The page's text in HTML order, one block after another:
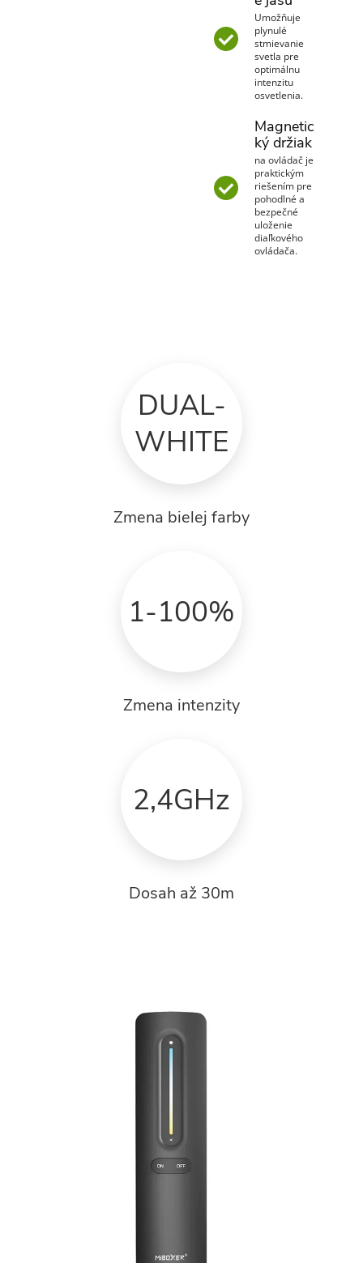
Umožňuje
plynulé
stmievanie
svetla pre
optimálnu
intenzitu
osvetlenia.
Magnetic
ký držiak
na ovládač je
praktickým
riešením pre
pohodlné a
bezpečné
uloženie
diaľkového
ovládača.
DUAL-
WHITE
Zmena bielej farby
1-100%
Zmena intenzity
2,4GHz
Dosah až 30m